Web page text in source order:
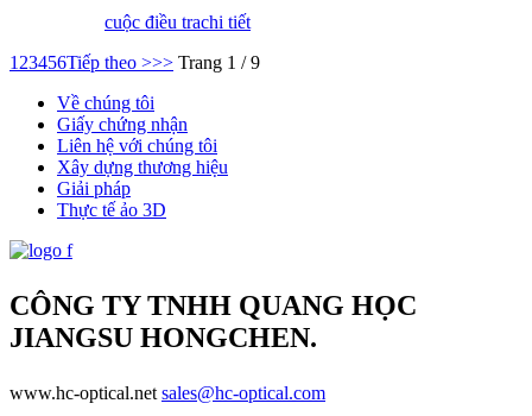
cuộc điều trachi tiết
1 23456Tiếp theo >>> Trang 1 / 9
Về chúng tôi
Giấy chứng nhận
Liên hệ với chúng tôi
Xây dựng thương hiệu
Giải pháp
Thực tế ảo 3D
CÔNG TY TNHH QUANG HỌC
JIANGSU HONGCHEN.
www.hc-optical.net sales@hc-optical.com